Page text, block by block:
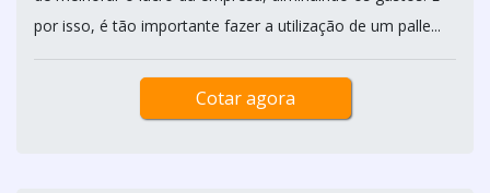
por isso, é tão importante fazer a utilização de um palle...
Cotar agora